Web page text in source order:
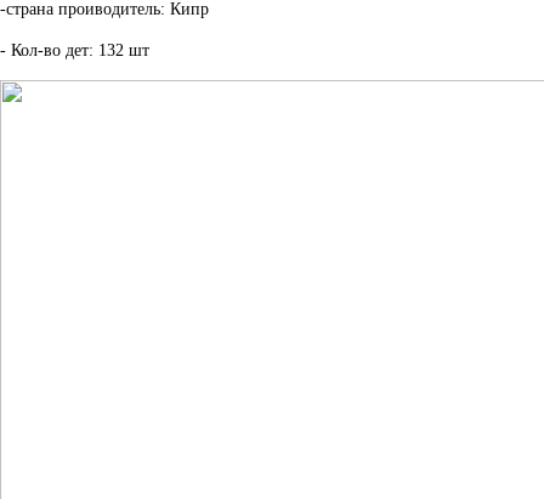
-страна проиводитель: Кипр
- Кол-во дет: 132 шт